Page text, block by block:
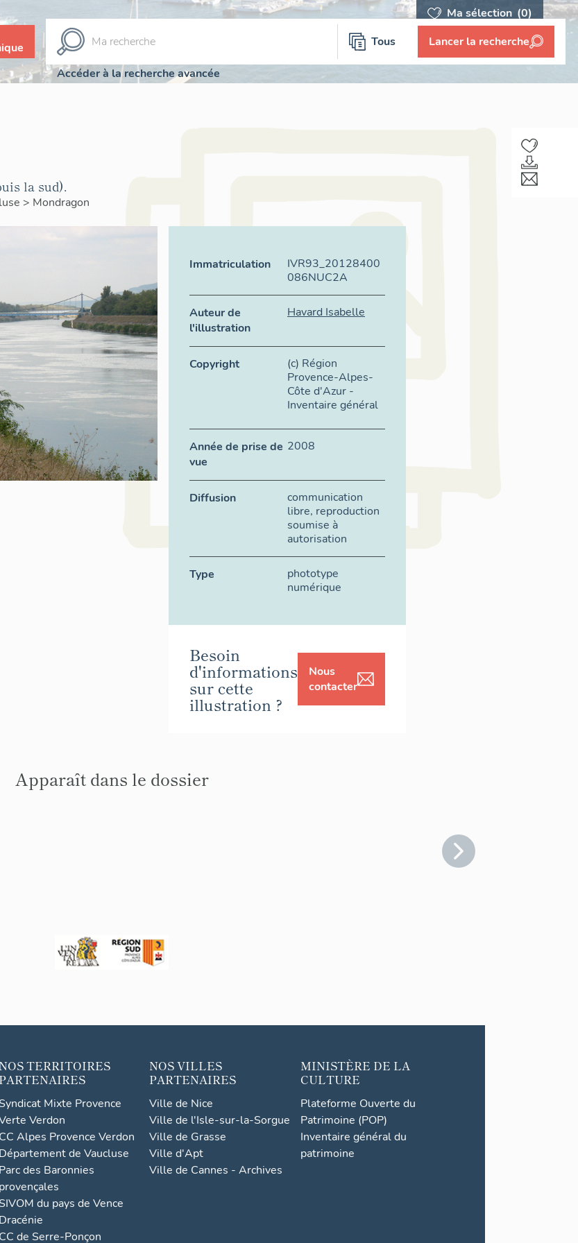
Ma sélection (0)
Tous Lancer la recherche
Accéder à la recherche avancée
la sud).
> Mondragon
Immatriculation
IVR93_20128400
086NUC2A
Auteur de
l'illustration
Havard Isabelle
Copyright
(c) Région
Provence-Alpes-
Côte d'Azur -
Inventaire général
Année de prise de
vue
2008
Diffusion
communication
libre, reproduction
soumise à
autorisation
Type
phototype
numérique
Besoin
d'informations
sur cette
illustration ?
Nous
contacter
Apparaît dans le dossier
TERRITOIRES
PARTENAIRES
Syndicat Mixte Provence
Verdon
CC Alpes Provence Verdon
Département de Vaucluse
Parc des Baronnies
provençales
SIVOM du pays de Vence
Dracénie
CC de Serre-Ponçon
NOS VILLES
PARTENAIRES
Ville de Nice
Ville de l'Isle-sur-la-Sorgue
Ville de Grasse
Ville d'Apt
Ville de Cannes - Archives
MINISTÈRE DE LA
CULTURE
Plateforme Ouverte du
Patrimoine (POP)
Inventaire général du
patrimoine